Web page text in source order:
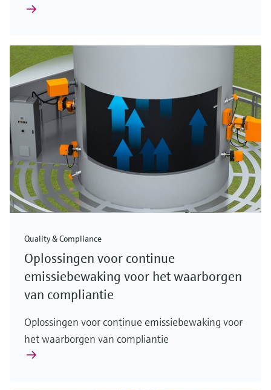
Quality & Compliance
Oplossingen voor continue
emissiebewaking voor het waarborgen
van compliantie
Oplossingen voor continue emissiebewaking voor
het waarborgen van compliantie